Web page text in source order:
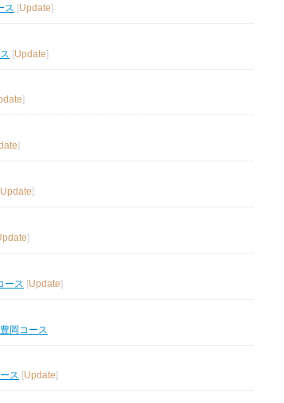
ス [Update]
[Update]
]
]
Update]
]
ース [Update]
岡コース
ス [Update]